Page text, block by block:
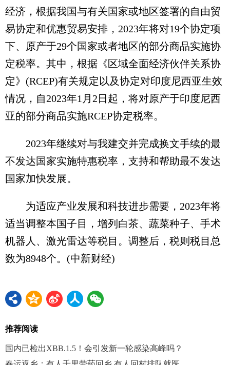
经济，根据我国与有关国家或地区签署的自由贸
易协定和优惠贸易安排，2023年将对19个协定项
下、原产于29个国家或者地区的部分商品实施协
定税率。其中，根据《区域全面经济伙伴关系协
定》(RCEP)有关规定以及协定对印度尼西亚生效
情况，自2023年1月2日起，将对原产于印度尼西
亚的部分商品实施RCEP协定税率。
2023年继续对与我建交并完成换文手续的最
不发达国家实施特惠税率，支持和帮助最不发达
国家加快发展。
为适应产业发展和科技进步需要，2023年将
适当调整本国子目，增列白茶、蔬菜种子、手术
机器人、激光雷达等税目。调整后，税则税目总
数为8948个。(中新财经)
推荐阅读
国内已检出XBB.1.5！会引发新一轮感染高峰吗？